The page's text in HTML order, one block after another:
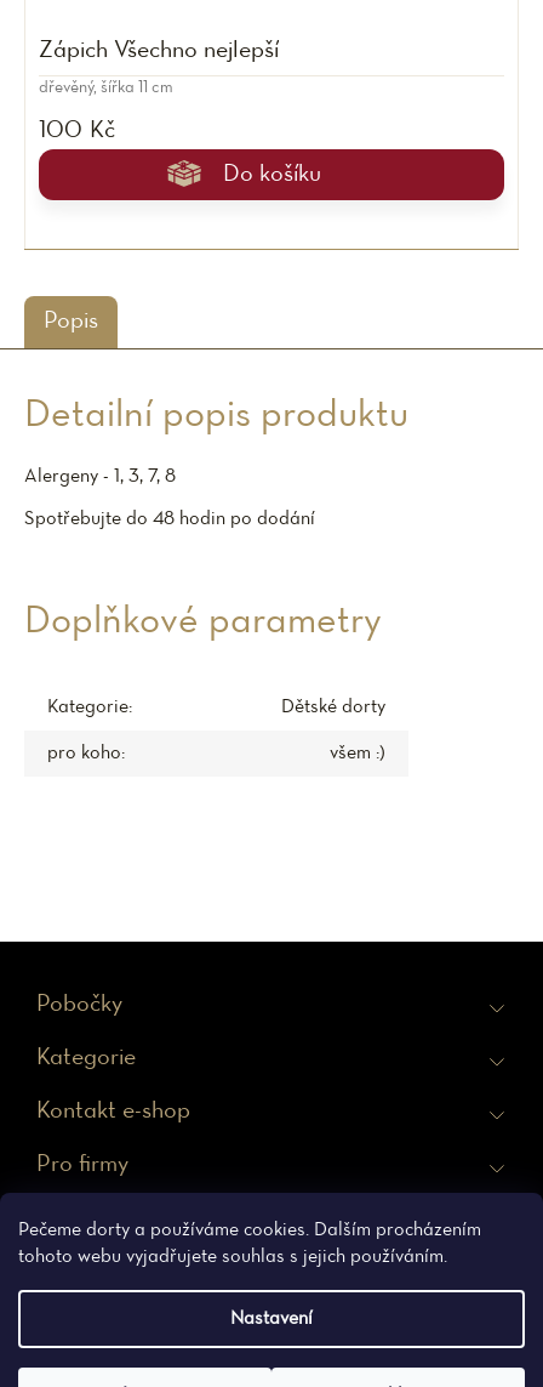
Pečeme dorty a používáme cookies. Dalším procházením
tohoto webu vyjadřujete souhlas s jejich používáním.
Nastavení
Zápich Všechno nejlepší
100 Kč
Do košíku
dřevěný, šířka 11 cm
Popis
Detailní popis produktu
Alergeny - 1, 3, 7, 8
Spotřebujte do 48 hodin po dodání
Doplňkové parametry
Kategorie: Dětské dorty
pro koho: všem :)
Pobočky
Kategorie
Kontakt e-shop
Pro firmy
Ochrana osobních údajů Obchodní podmínky
Vytvořil Shoptet